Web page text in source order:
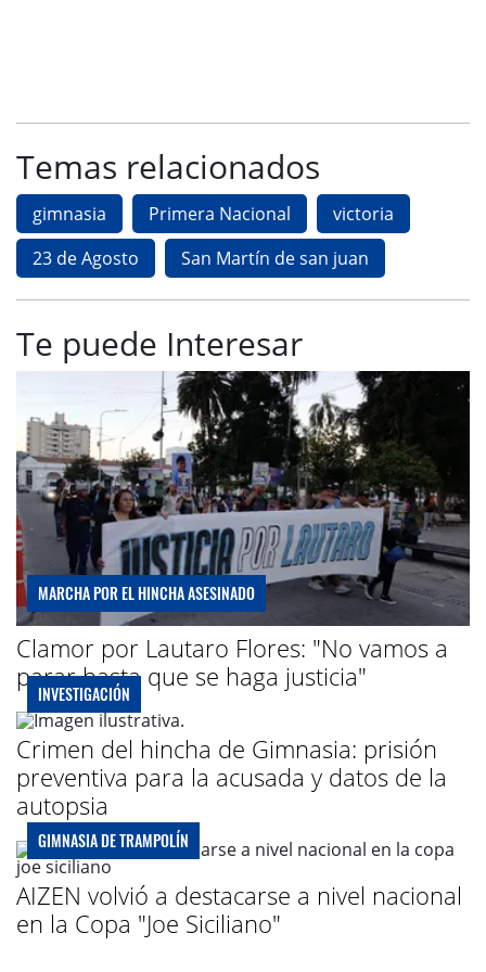
Temas relacionados
gimnasia Primera Nacional
victoria
23 de Agosto
San Martín de san juan
Te puede Interesar
MARCHA POR EL HINCHA ASESINADO
Clamor por Lautaro Flores: "No vamos a
parar hasta que se haga justicia"
INVESTIGACIÓN
Crimen del hincha de Gimnasia: prisión
preventiva para la acusada y datos de la
autopsia
GIMNASIA DE TRAMPOLÍN
AIZEN volvió a destacarse a nivel nacional
en la Copa "Joe Siciliano"